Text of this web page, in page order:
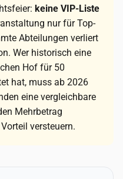
keine VIP-Liste
nur für Top-
Abteilungen verliert
Wer historisch eine
Hof für 50
hat, muss ab 2026
eine vergleichbare
Mehrbetrag
versteuern.